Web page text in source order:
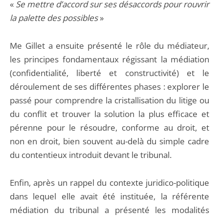
« Se mettre d’accord sur ses désaccords pour rouvrir
la palette des possibles»
Me Gillet a ensuite présenté le rôle du médiateur,
les principes fondamentaux régissant la médiation
(confidentialité, liberté et constructivité) et le
déroulement de ses différentes phases : explorer le
passé pour comprendre la cristallisation du litige ou
du conflit et trouver la solution la plus efficace et
pérenne pour le résoudre, conforme au droit, et
non en droit, bien souvent au-delà du simple cadre
du contentieux introduit devant le tribunal.
Enfin, après un rappel du contexte juridico-politique
dans lequel elle avait été instituée, la référente
médiation du tribunal a présenté les modalités